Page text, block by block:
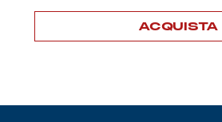
ACQUISTA